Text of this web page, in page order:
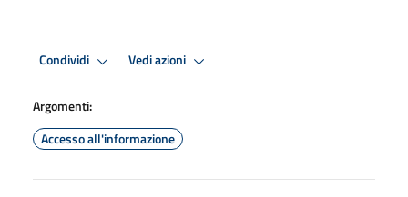
Condividi Vedi azioni
Argomenti:
Accesso all'informazione